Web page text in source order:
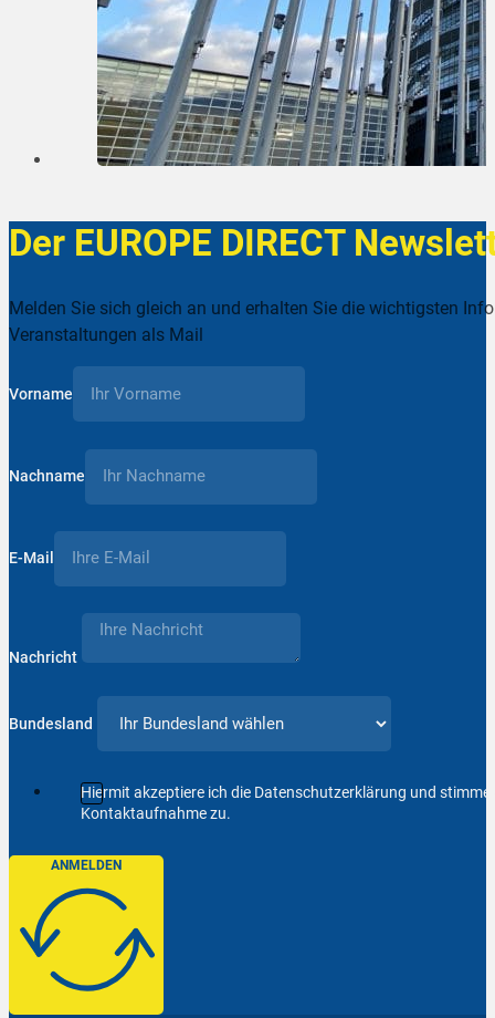
Der EUROPE DIRECT
Melden Sie sich gleich an und erhalten Sie die wichtigsten
Veranstaltungen als Mail
Vorname
Nachname
E-Mail
Nachricht
Bundesland
Hiermit akzeptiere ich die Datenschutzerklärung und
Kontaktaufnahme zu.
ANMELDEN